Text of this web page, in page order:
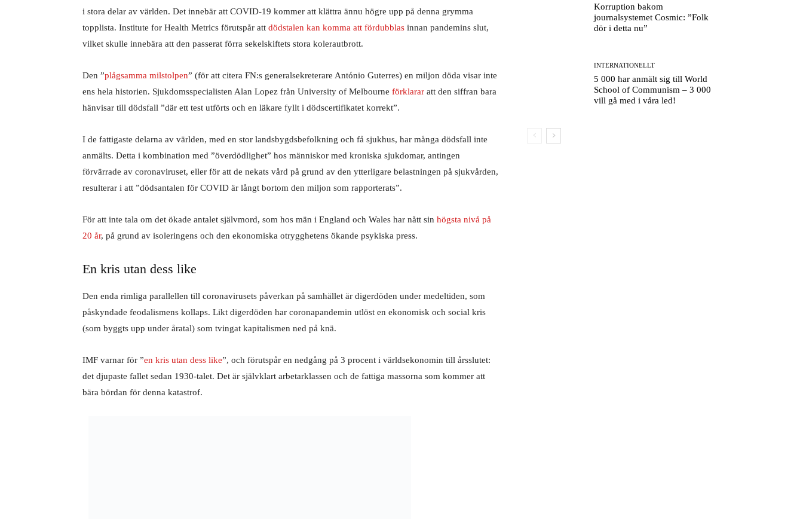
i stora delar av världen. Det innebär att COVID-19 kommer att klättra ännu högre upp på denna grymma
topplista. Institute for Health Metrics förutspår att dödstalen kan komma att fördubblas innan pandemins slut,
vilket skulle innebära att den passerat förra sekelskiftets stora kolerautbrott.
Den ”plågsamma milstolpen” (för att citera FN:s generalsekreterare António Guterres) en miljon döda visar inte
ens hela historien. Sjukdomsspecialisten Alan Lopez från University of Melbourne förklarar att den siffran bara
hänvisar till dödsfall ”där ett test utförts och en läkare fyllt i dödscertifikatet korrekt”.
I de fattigaste delarna av världen, med en stor landsbygdsbefolkning och få sjukhus, har många dödsfall inte
anmälts. Detta i kombination med ”överdödlighet” hos människor med kroniska sjukdomar, antingen
förvärrade av coronaviruset, eller för att de nekats vård på grund av den ytterligare belastningen på sjukvården,
resulterar i att ”dödsantalen för COVID är långt bortom den miljon som rapporterats”.
För att inte tala om det ökade antalet självmord, som hos män i England och Wales har nått sin högsta nivå på
20 år, på grund av isoleringens och den ekonomiska otrygghetens ökande psykiska press.
En kris utan dess like
Den enda rimliga parallellen till coronavirusets påverkan på samhället är digerdöden under medeltiden, som
påskyndade feodalismens kollaps. Likt digerdöden har coronapandemin utlöst en ekonomisk och social kris
(som byggts upp under åratal) som tvingat kapitalismen ned på knä.
IMF varnar för ”en kris utan dess like”, och förutspår en nedgång på 3 procent i världsekonomin till årsslutet:
det djupaste fallet sedan 1930-talet. Det är självklart arbetarklassen och de fattiga massorna som kommer att
bära bördan för denna katastrof.
Korruption bakom
journalsystemet Cosmic: ”Folk
dör i detta nu”
INTERNATIONELLT
5 000 har anmält sig till World
School of Communism – 3 000
vill gå med i våra led!